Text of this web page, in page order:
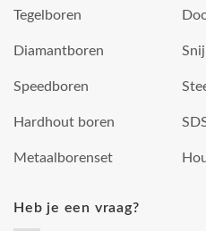
Tegelboren
Diamantboren
Speedboren
Hardhout boren
Metaalborenset
Heb je een vraag?